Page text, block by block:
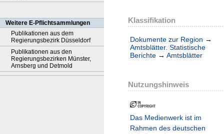
Weitere E-Pflichtsammlungen
Publikationen aus dem
Regierungsbezirk Düsseldorf
Publikationen aus den
Regierungsbezirken Münster,
Arnsberg und Detmold
Klassifikation
Dokumente zur Region →
Amtsblätter. Statistische
Berichte → Amtsblätter
Nutzungshinweis
Das Medienwerk ist im
Rahmen des deutschen